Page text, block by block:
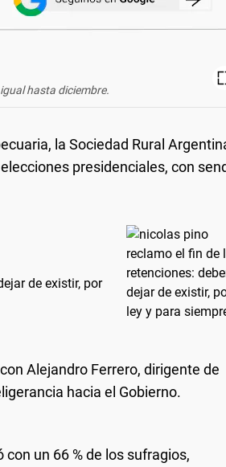
hasta diciembre.
la Sociedad Rural
presidenciales, con
de existir, por
Alejandro Ferrero, dirigente de
hacia el Gobierno.
un 66 % de los sufragios,